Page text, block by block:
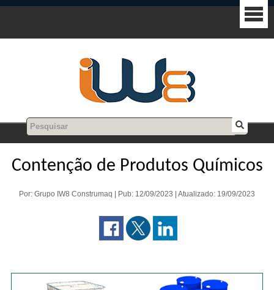
Contenção de Produtos Químicos
Por: Grupo IW8 Construmaq | Pub: 12/09/2023 | Atualizado: 19/09/2023